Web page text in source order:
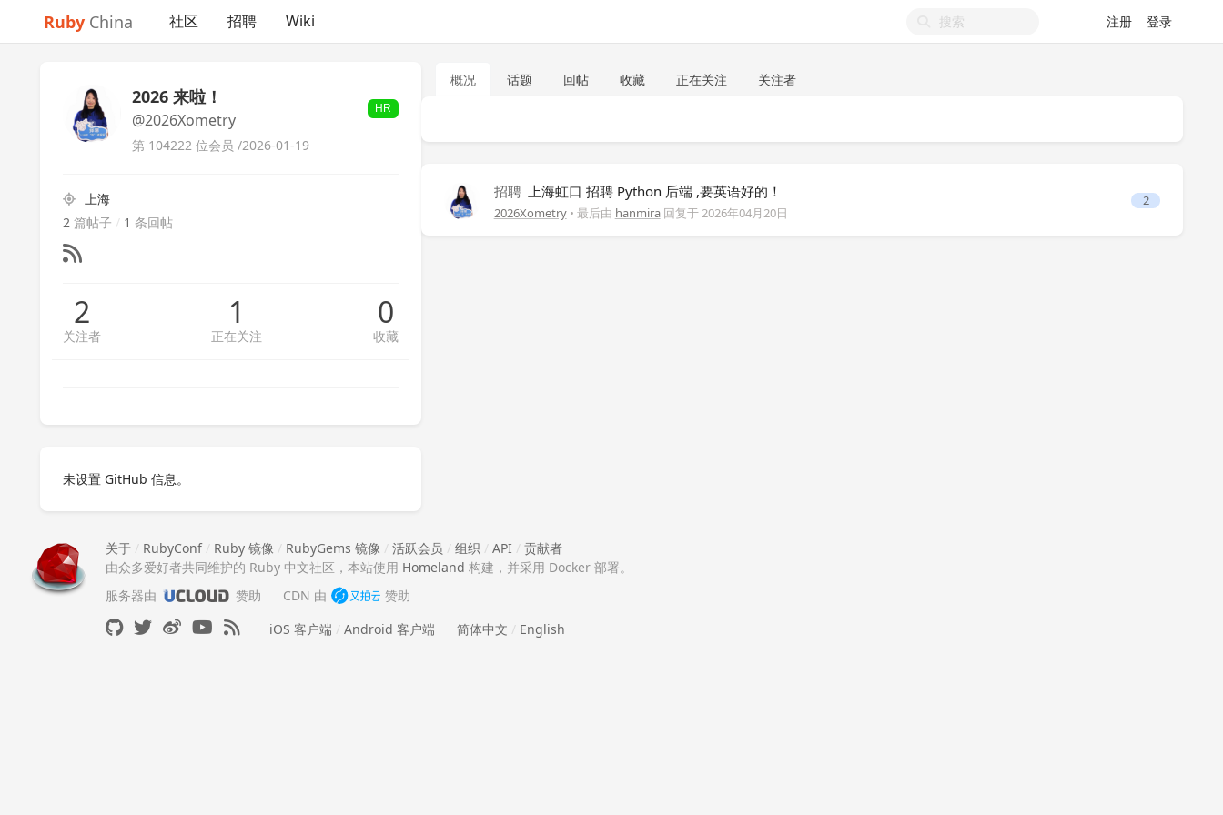
Ruby China 社区 招聘 Wiki 注册 登录
2026 来啦！
@2026Xometry
HR
第 104222 位会员 /2026-01-19
上海
2 篇帖子 / 1 条回帖
2
关注者
1
正在关注
0
收藏
未设置 GitHub 信息。
概况 话题 回帖 收藏 正在关注 关注者
招聘 上海虹口 招聘 Python 后端 ,要英语好的！
2026Xometry • 最后由 hanmira回复于2026年04月20日
2
关于 / RubyConf/ Ruby 镜像 / RubyGems 镜像 / 活跃会员 / 组织 / API / 贡献者
由众多爱好者共同维护的 Ruby 中文社区，本站使用 Homeland 构建，并采用 Docker 部署。
服务器由
赞助 CDN 由
赞助
iOS 客户端 / Android 客户端 简体中文 / English